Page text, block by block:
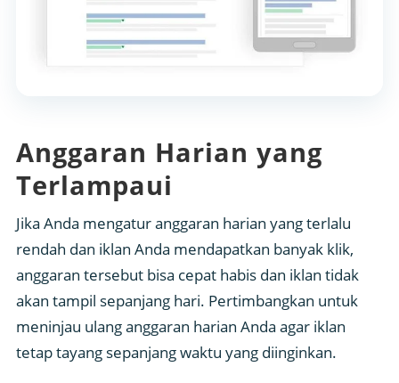
Anggaran Harian yang
Terlampaui
Jika Anda mengatur anggaran harian yang terlalu
rendah dan iklan Anda mendapatkan banyak klik,
anggaran tersebut bisa cepat habis dan iklan tidak
akan tampil sepanjang hari. Pertimbangkan untuk
meninjau ulang anggaran harian Anda agar iklan
tetap tayang sepanjang waktu yang diinginkan.